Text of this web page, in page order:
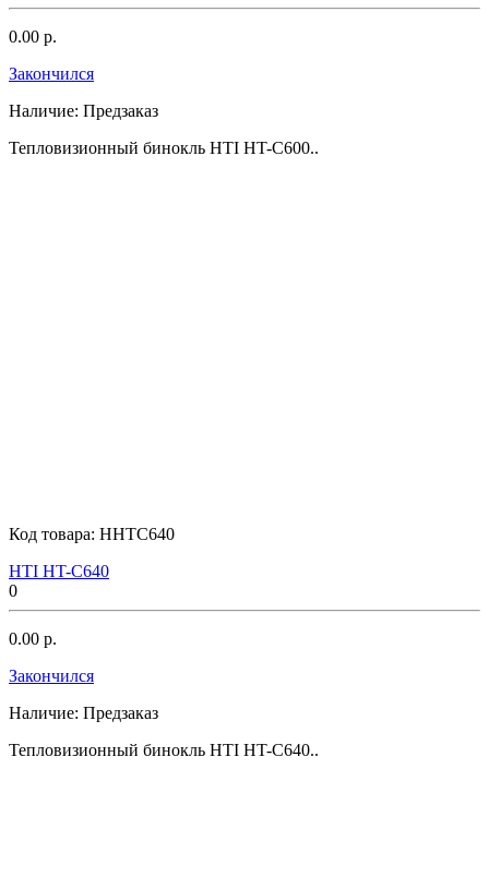
0.00 р.
Закончился
Наличие: Предзаказ
Тепловизионный бинокль HTI HT-C600..
Код товара: HHTC640
HTI HT-C640
0
0.00 р.
Закончился
Наличие: Предзаказ
Тепловизионный бинокль HTI HT-C640..